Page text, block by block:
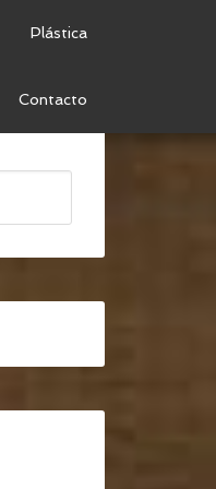
Plástica
Contacto